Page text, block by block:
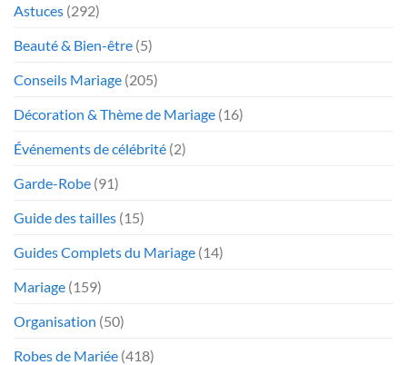
Astuces (292)
Beauté & Bien-être (5)
Conseils Mariage (205)
Décoration & Thème de Mariage (16)
Événements de célébrité (2)
Garde-Robe (91)
Guide des tailles (15)
Guides Complets du Mariage (14)
Mariage (159)
Organisation (50)
Robes de Mariée (418)